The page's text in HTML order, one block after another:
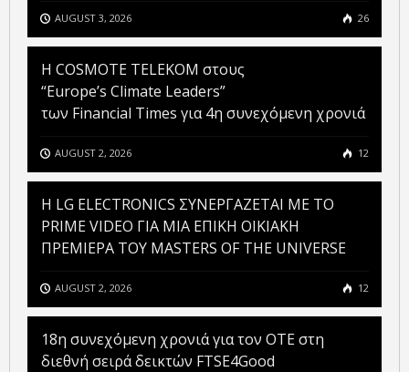
AUGUST 3, 2026 26
Η COSMOTE TELEKOM στους
“Europe’s Climate Leaders”
των Financial Times για 4η συνεχόμενη χρονιά
AUGUST 2, 2026 12
H LG ELECTRONICS ΣΥΝΕΡΓΑΖΕΤΑΙ ΜΕ ΤΟ
PRIME VIDEO ΓΙΑ ΜΙΑ ΕΠΙΚΗ ΟΙΚΙΑΚΗ
ΠΡΕΜΙΕΡΑ ΤΟΥ MASTERS OF THE UNIVERSE
AUGUST 2, 2026 12
18η συνεχόμενη χρονιά για τον ΟΤΕ στη
διεθνή σειρά δεικτών FTSE4Good